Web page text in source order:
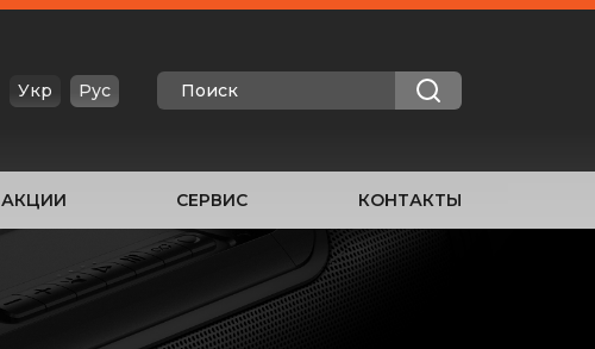
Укр Рус
АКЦИИ СЕРВИС КОНТАКТЫ